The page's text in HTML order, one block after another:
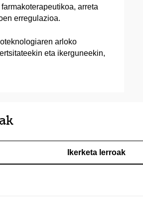
arreta
erregulazioa.
arloko
eta ikerguneekin,
Ikerketa lerroak